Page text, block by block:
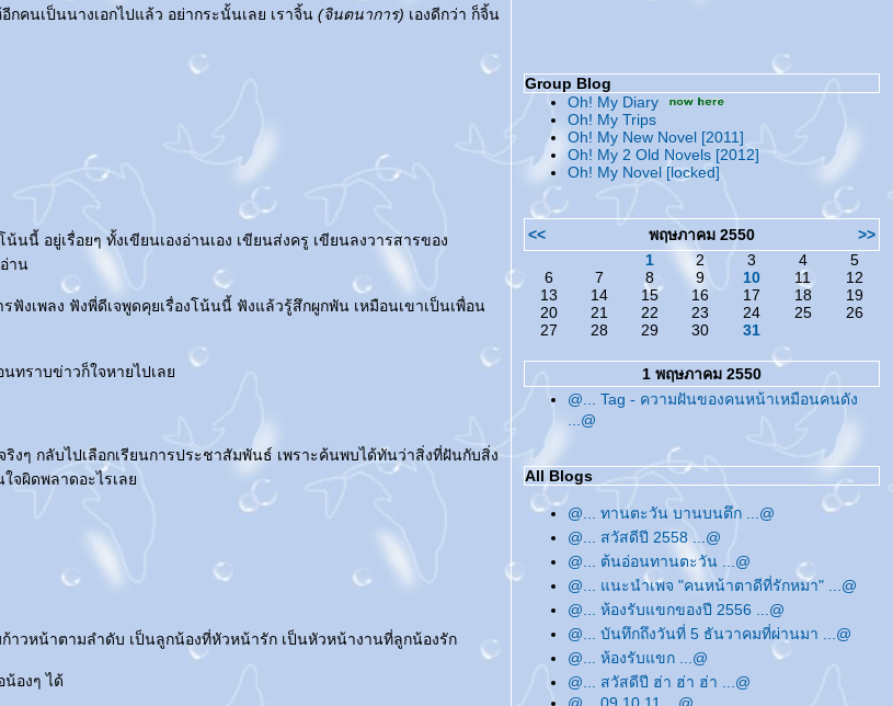
คนเป็นนางเอกไปแล้ว อย่ากระนั้นเลย เราจิ้น (จินตนาการ) เองดีกว่า ก็จิ้น
นี้ อยู่เรื่อยๆ ทั้งเขียนเองอ่านเอง เขียนส่งครู เขียนลงวารสารของ
าน
งเพลง ฟังพี่ดีเจพูดคุยเรื่องโน้นนี้ ฟังแล้วรู้สึกผูกพัน เหมือนเขาเป็นเพื่อน
นทราบข่าวก็ใจหายไปเล
งๆ กลับไปเลือกเรียนการประชาสัมพันธ์ เพราะค้นพบได้ทันว่าสิ่งที่ฝันกับสิ่ง
ใจผิดพลาดอะไรเล
าวหน้าตามลำดับ เป็นลูกน้องที่หัวหน้ารัก เป็นหัวหน้างานที่ลูกน้องรัก
น้องๆ ได้
Group Blog
Oh! My Diary
Oh! My Trips
Oh! My New Novel [2011]
Oh! My 2 Old Novels [2012]
Oh! My Novel [locked]
<< พฤษภาคม 2550
>>
1
2 3 4
5
6
7 8 9 10 11
12
13
14 15 16 17 18
19
20
21 22 23 24 25
26
27
28 29 30 31
1 พฤษภาคม 2550
@... Tag - ความฝันของคนหน้าเหมือนคนดัง
...@
All Blogs
@... ทานตะวัน บานบนตึก ...@
@... สวัสดีปี 2558 ...@
@... ต้นอ่อนทานตะวัน ...@
@... แนะนำเพจ "คนหน้าตาดีที่รักหมา" ...@
@... ห้องรับแขกของปี 2556 ...@
@... บันทึกถึงวันที่ 5 ธันวาคมที่ผ่านมา ...@
@... ห้องรับแขก ...@
@... สวัสดีปี ฮ่า ฮ่า ฮ่า ...@